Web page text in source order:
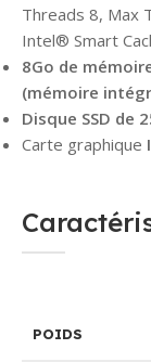
Threads 8, Max
Intel® Smart
8Go de
(mémoire
Disque SSD de
Carte graphique
POIDS